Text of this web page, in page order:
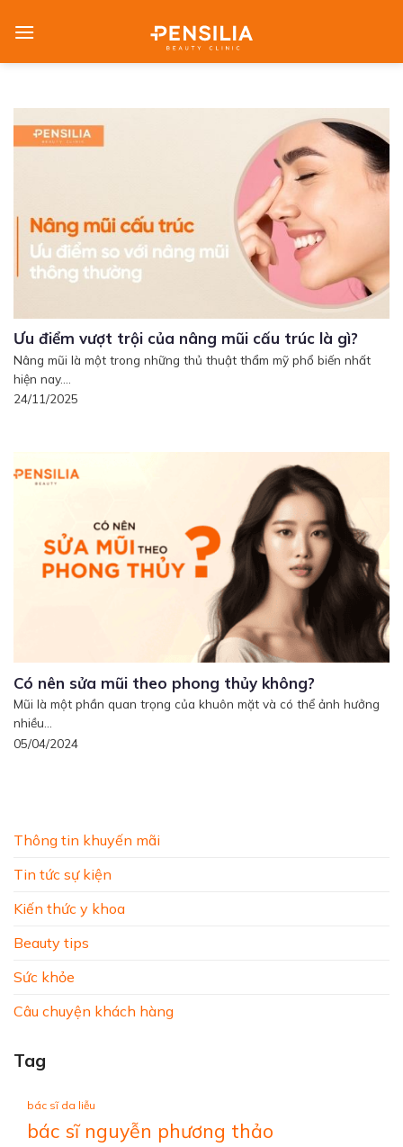
Thông tin khuyến mãi
Tin tức sự kiện
Kiến thức y khoa
Beauty tips
Sức khỏe
Câu chuyện khách hàng
Tag
bác sĩ da liễu
bác sĩ nguyễn phương thảo
Ưu điểm vượt trội của nâng mũi cấu trúc là gì?
Nâng mũi là một trong những thủ thuật thẩm mỹ phổ biến nhất
hiện nay....
24/11/2025
Có nên sửa mũi theo phong thủy không?
Mũi là một phần quan trọng của khuôn mặt và có thể ảnh hưởng
nhiều...
05/04/2024